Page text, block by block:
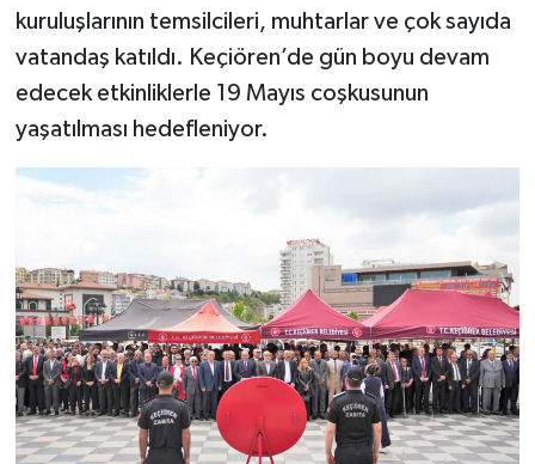
kuruluşlarının temsilcileri, muhtarlar ve çok sayıda
vatandaş katıldı. Keçiören’de gün boyu devam
edecek etkinliklerle 19 Mayıs coşkusunun
yaşatılması hedefleniyor.